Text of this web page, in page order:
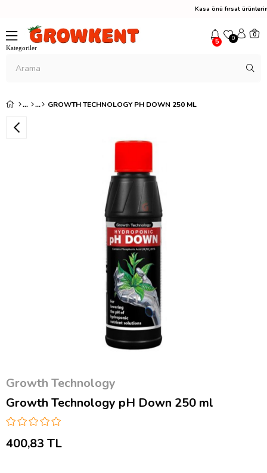
Kasa önü fırsat
5 0 0
GROWTH TECHNOLOGY PH DOWN 250 ML
Growth Technology
Growth Technology pH Down 250 ml
400,83 TL